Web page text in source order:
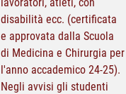
disabilità ecc. (certificata
e approvata dalla Scuola
di Medicina e Chirurgia per
l'anno accademico 24-25).
Negli avvisi gli studenti